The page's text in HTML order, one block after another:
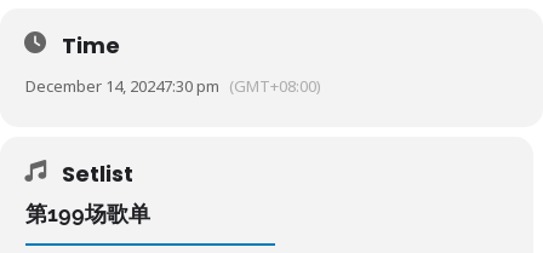
Time
December 14, 20247:30 pm (GMT+08:00)
Setlist
第199场歌单